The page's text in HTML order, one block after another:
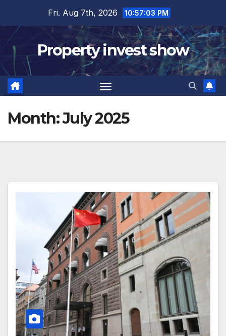
content
Fri. Aug 7th, 2026 10:57:04 PM
Property invest show
Month:July 2025